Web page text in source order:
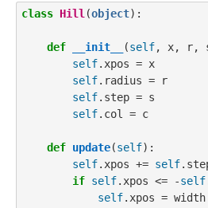
class Hill (object):
def __init__ (self, x, r,
self.xpos = x
self.radius = r
self.step = s
self.col = c
def update(self):
self.xpos += self
if self.xpos <= -self
self.xpos =